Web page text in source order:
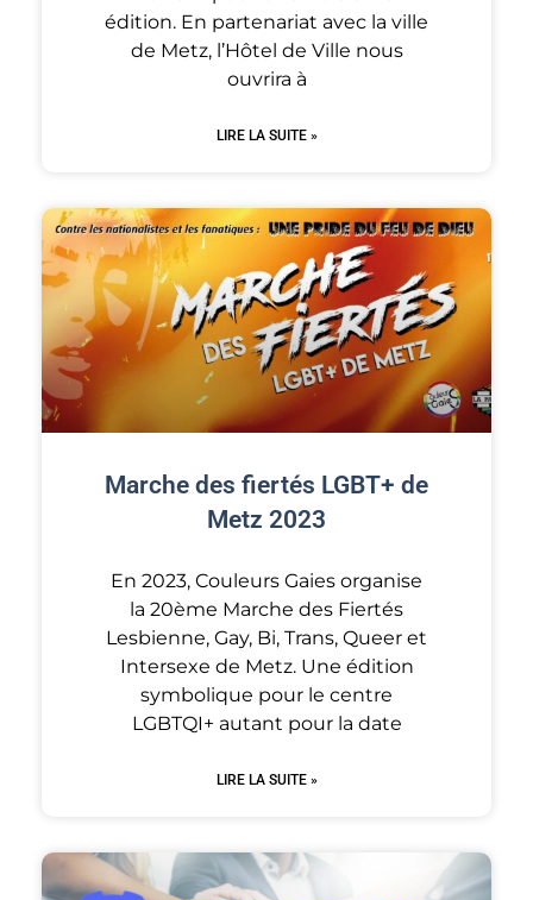
édition. En partenariat avec la ville
de Metz, l’Hôtel de Ville nous
ouvrira à
LIRE LA SUITE »
Marche des fiertés LGBT+ de
Metz 2023
En 2023, Couleurs Gaies organise
la 20ème Marche des Fiertés
Lesbienne, Gay, Bi, Trans, Queer et
Intersexe de Metz. Une édition
symbolique pour le centre
LGBTQI+ autant pour la date
LIRE LA SUITE »